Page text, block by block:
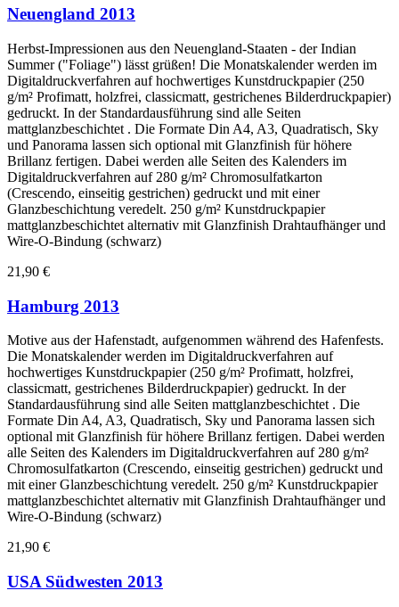
Neuengland 2013
Herbst-Impressionen aus den Neuengland-Staaten - der Indian
Summer ("Foliage") lässt grüßen! Die Monatskalender werden im
Digitaldruckverfahren auf hochwertiges Kunstdruckpapier (250
g/m² Profimatt, holzfrei, classicmatt, gestrichenes Bilderdruckpapier)
gedruckt. In der Standardausführung sind alle Seiten
mattglanzbeschichtet . Die Formate Din A4, A3, Quadratisch, Sky
und Panorama lassen sich optional mit Glanzfinish für höhere
Brillanz fertigen. Dabei werden alle Seiten des Kalenders im
Digitaldruckverfahren auf 280 g/m² Chromosulfatkarton
(Crescendo, einseitig gestrichen) gedruckt und mit einer
Glanzbeschichtung veredelt. 250 g/m² Kunstdruckpapier
mattglanzbeschichtet alternativ mit Glanzfinish Drahtaufhänger und
Wire-O-Bindung (schwarz)
21,90 €
Hamburg 2013
Motive aus der Hafenstadt, aufgenommen während des Hafenfests.
Die Monatskalender werden im Digitaldruckverfahren auf
hochwertiges Kunstdruckpapier (250 g/m² Profimatt, holzfrei,
classicmatt, gestrichenes Bilderdruckpapier) gedruckt. In der
Standardausführung sind alle Seiten mattglanzbeschichtet . Die
Formate Din A4, A3, Quadratisch, Sky und Panorama lassen sich
optional mit Glanzfinish für höhere Brillanz fertigen. Dabei werden
alle Seiten des Kalenders im Digitaldruckverfahren auf 280 g/m²
Chromosulfatkarton (Crescendo, einseitig gestrichen) gedruckt und
mit einer Glanzbeschichtung veredelt. 250 g/m² Kunstdruckpapier
mattglanzbeschichtet alternativ mit Glanzfinish Drahtaufhänger und
Wire-O-Bindung (schwarz)
21,90 €
USA Südwesten 2013